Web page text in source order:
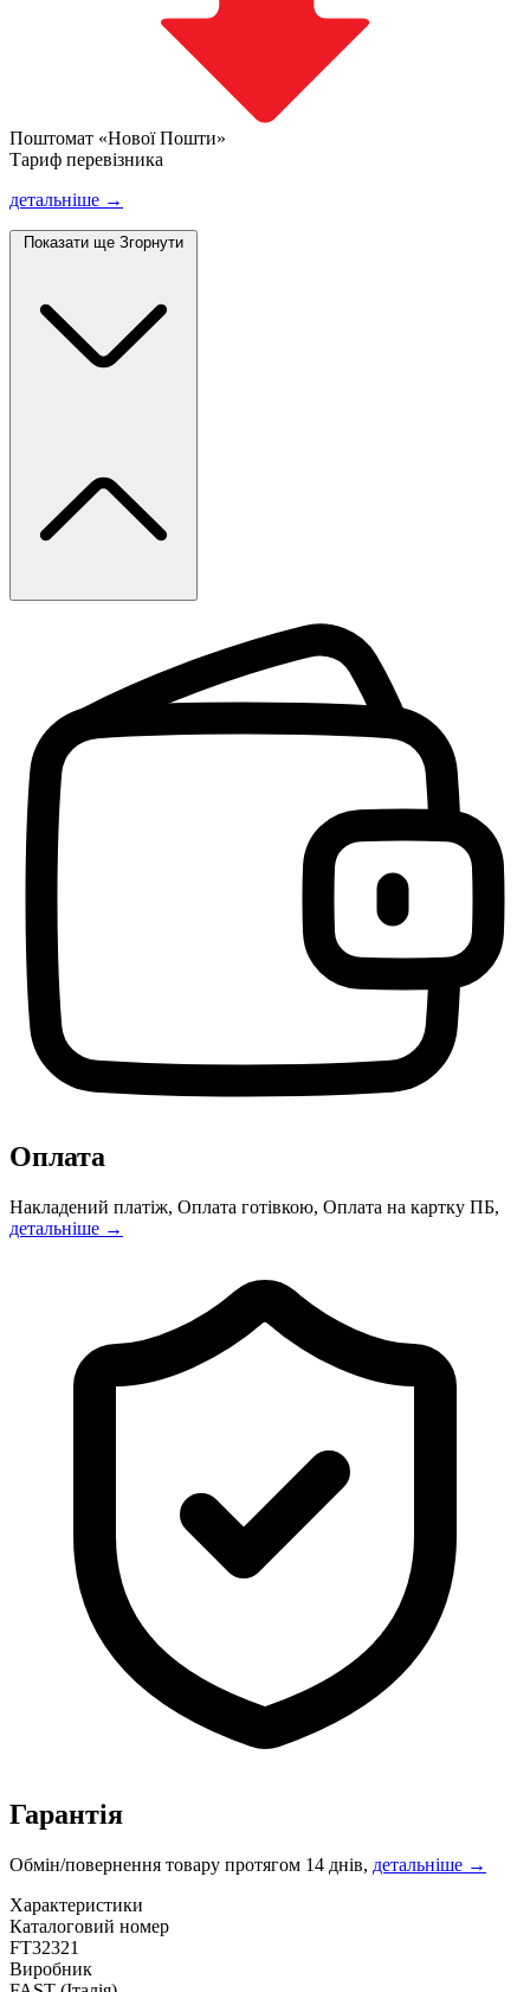
Поштомат «Нової Пошти»
Тариф перевізника
детальніше →
Показати ще Згорнути
Оплата
Накладений платіж, Оплата готівкою, Оплата на картку ПБ,
детальніше →
Гарантія
Обмін/повернення товару протягом 14 днів, детальніше →
Характеристики
Каталоговий номер
FT32321
Виробник